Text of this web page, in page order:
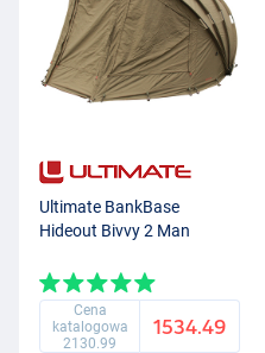
Ultimate BankBase
Hideout Bivvy 2 Man
Cena
katalogowa
2130.99
1534.49